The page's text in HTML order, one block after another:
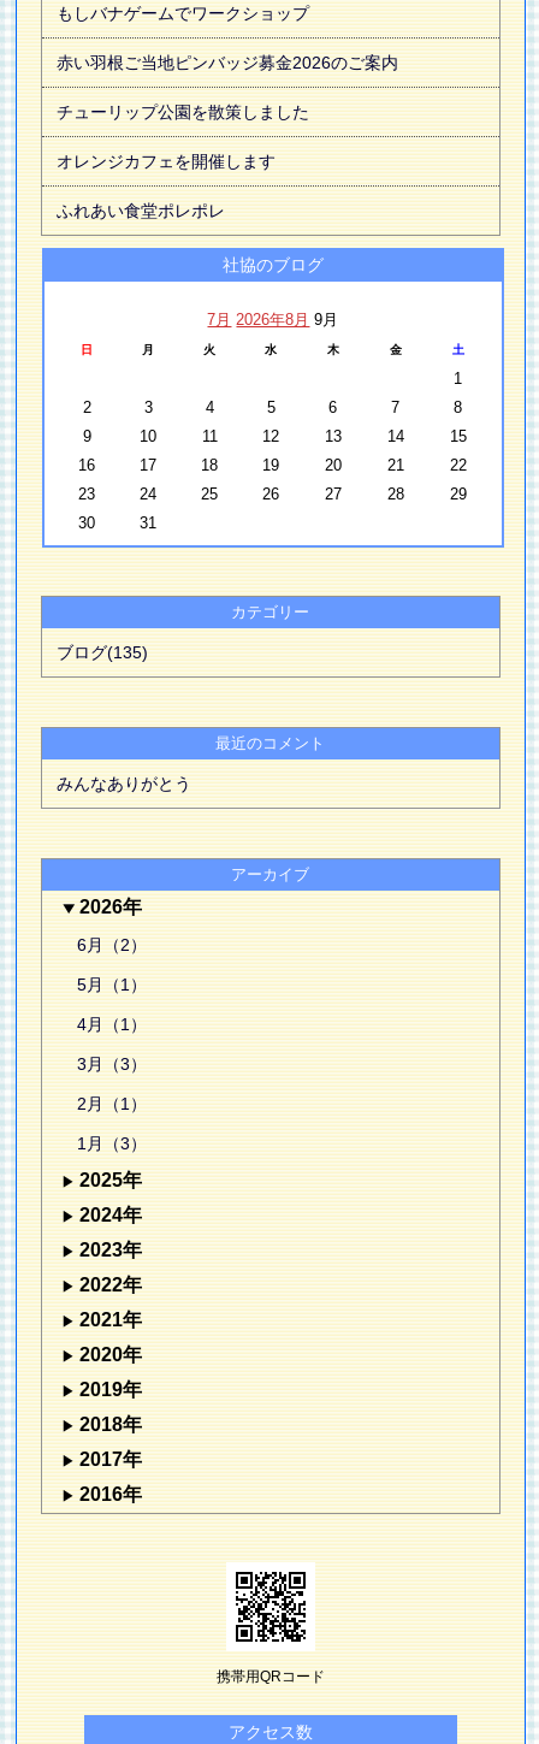
もしバナゲームでワークショップ
赤い羽根ご当地ピンバッジ募金2026のご案内
チューリップ公園を散策しました
オレンジカフェを開催します
ふれあい食堂ポレポレ
社協のブログ
7月 2026年8月 9月
日 月 火 水 木 金 土
1
2
3 4 5 6 7
8
9
10 11 12 13 14
15
16
17 18 19 20 21
22
23
24 25 26 27 28
29
30
31
カテゴリー
ブログ(135)
最近のコメント
みんなありがとう
アーカイブ
2026年
6月（2）
5月（1）
4月（1）
3月（3）
2月（1）
1月（3）
2025年
2024年
2023年
2022年
2021年
2020年
2019年
2018年
2017年
2016年
携帯用QRコード
アクセス数